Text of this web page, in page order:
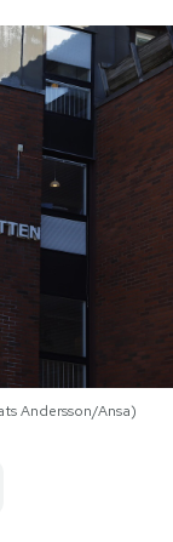
calcio 2026
Andersson/Ansa)